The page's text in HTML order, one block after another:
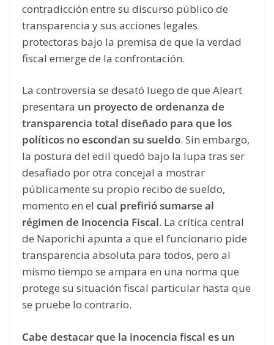
contradicción entre su discurso público de
transparencia y sus acciones legales
protectoras bajo la premisa de que la verdad
fiscal emerge de la confrontación.
La controversia se desató luego de que Aleart
presentara un proyecto de ordenanza de
transparencia total diseñado para que los
políticos no escondan su sueldo. Sin embargo,
la postura del edil quedó bajo la lupa tras ser
desafiado por otra concejal a mostrar
públicamente su propio recibo de sueldo,
momento en el cual prefirió sumarse al
régimen de Inocencia Fiscal. La crítica central
de Naporichi apunta a que el funcionario pide
transparencia absoluta para todos, pero al
mismo tiempo se ampara en una norma que
protege su situación fiscal particular hasta que
se pruebe lo contrario.
Cabe destacar que la inocencia fiscal es un